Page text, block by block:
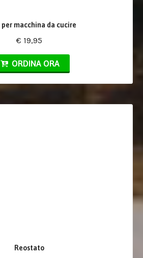
per macchina da cucire
€ 19,95
ORDINA ORA
Reostato